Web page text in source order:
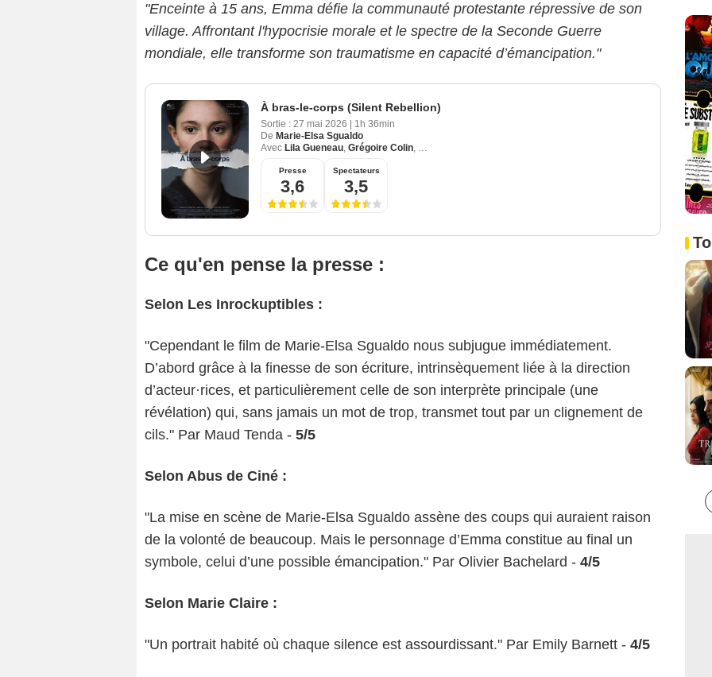
"Enceinte à 15 ans, Emma défie la communauté protestante répressive de son
village. Affrontant l'hypocrisie morale et le spectre de la Seconde Guerre
mondiale, elle transforme son traumatisme en capacité d’émancipation."
À bras-le-corps (Silent Rebellion)
Sortie : 27 mai 2026
1h 36min
De Marie-Elsa Sgualdo
Avec Lila Gueneau, Grégoire Colin, Thomas Doret
Presse
3,6
Spectateurs
3,5
Ce qu'en pense la presse :
Selon Les Inrockuptibles :
"Cependant le film de Marie-Elsa Sgualdo nous subjugue immédiatement.
D’abord grâce à la finesse de son écriture, intrinsèquement liée à la direction
d’acteur·rices, et particulièrement celle de son interprète principale (une
révélation) qui, sans jamais un mot de trop, transmet tout par un clignement de
cils." Par Maud Tenda - 5/5
Selon Abus de Ciné :
"La mise en scène de Marie-Elsa Sgualdo assène des coups qui auraient raison
de la volonté de beaucoup. Mais le personnage d’Emma constitue au final un
symbole, celui d’une possible émancipation." Par Olivier Bachelard - 4/5
Selon Marie Claire :
"Un portrait habité où chaque silence est assourdissant." Par Emily Barnett - 4/5